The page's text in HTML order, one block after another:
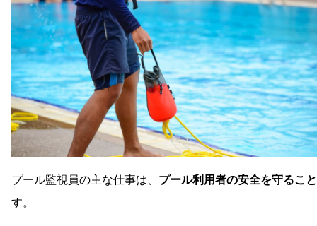
プール監視員の主な仕事は、 プール利用者の安全を守ること
す。